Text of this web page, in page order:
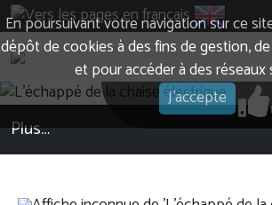
En poursuivant votre navigation sur ce
dépôt de cookies à des fins de gestion,
et pour accéder à des réseaux
J'accepte
Plus…